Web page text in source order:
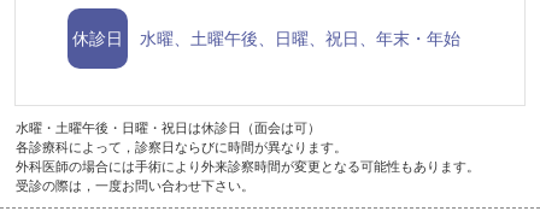
休診日 水曜、土曜午後、日曜、祝日、年末・年始
水曜・土曜午後・日曜・祝日は休診日（面会は可）
各診療科によって，診察日ならびに時間が異なります。
外科医師の場合には手術により外来診察時間が変更となる可能性もあります。
受診の際は，一度お問い合わせ下さい。